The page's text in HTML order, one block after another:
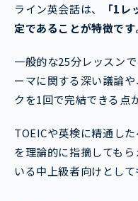
ライン英会話は、
「1
定であることが特徴です
一般的な25分レッスン
ーマに関する深い議論
クを1回で完結できる点
TOEICや英検に精通し
を理論的に指摘しても
いる中上級者向けとして